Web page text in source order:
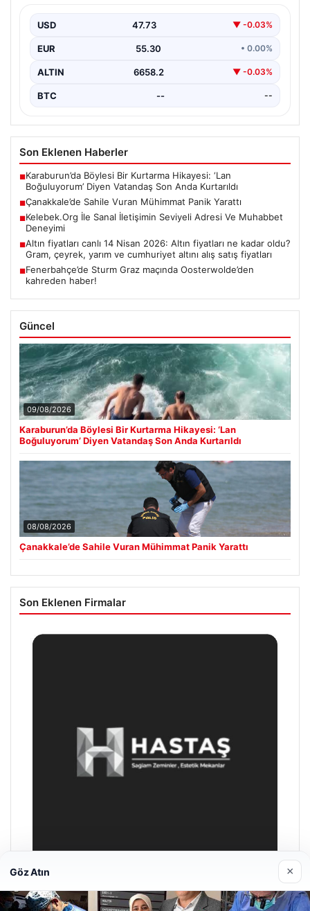
denizde metal bir parça fark edilmesiyle bölgedeki
güvenlik…
USD 47.73 ▼ -0.03%
EUR 55.30 • 0.00%
ALTIN 6658.2 ▼ -0.03%
BTC -- --
Son Eklenen Haberler
■Karaburun’da Böylesi Bir Kurtarma Hikayesi: ‘Lan
Boğuluyorum’ Diyen Vatandaş Son Anda Kurtarıldı
■Çanakkale’de Sahile Vuran Mühimmat Panik Yarattı
■Kelebek.Org İle Sanal İletişimin Seviyeli Adresi Ve Muhabbet
Deneyimi
■Altın fiyatları canlı 14 Nisan 2026: Altın fiyatları ne kadar oldu?
Gram, çeyrek, yarım ve cumhuriyet altını alış satış fiyatları
■Fenerbahçe’de Sturm Graz maçında Oosterwolde’den
kahreden haber!
Güncel
09/08/2026
Karaburun’da Böylesi Bir Kurtarma Hikayesi: ‘Lan
Boğuluyorum’ Diyen Vatandaş Son Anda Kurtarıldı
08/08/2026
Çanakkale’de Sahile Vuran Mühimmat Panik Yarattı
Son Eklenen Firmalar
Hastaş Beton
Göz Atın ×